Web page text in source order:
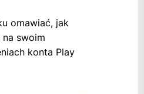
omawiać, jak
swoim
konta Play